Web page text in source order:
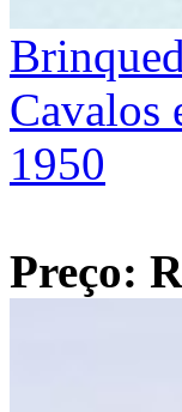
Cavalos
1950
Preço: